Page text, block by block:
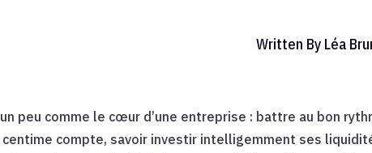
Written By Léa
peu comme le cœur d’une entreprise : battre au bon
centime compte, savoir investir intelligemment ses